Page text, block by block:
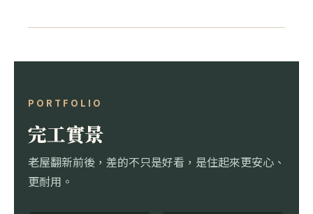
PORTFOLIO
完工實景
老屋翻新前後，差的不只是好看，是住起來更安心、
更耐用。